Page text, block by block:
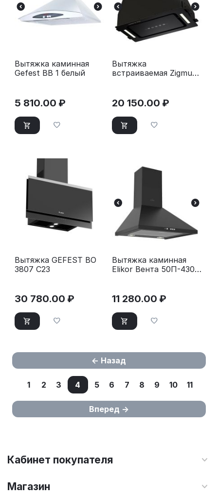
Вытяжка каминная
Gefest ВВ 1 белый
5 810.00 ₽
Вытяжка
встраиваемая Zigmund
20 150.00 ₽
Вытяжка GEFEST ВО
3807 С23
30 780.00 ₽
Вытяжка каминная
Elikor Вента 50П-430-
11 280.00 ₽
Назад
1 2 3 4 5 6 7 8 9 10 11
Вперед
Кабинет покупателя
Магазин